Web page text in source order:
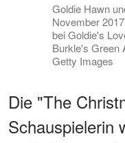
Goldie Hawn
November
bei Goldie's
Burkle's Green
Getty Images
Die "The
Schauspielerin